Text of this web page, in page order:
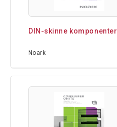
DIN-skinne komponenter
Noark